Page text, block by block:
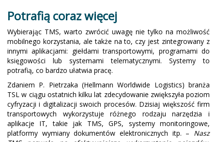
Potrafią coraz więcej
Wybierając TMS, warto zwrócić uwagę nie tylko na możliwość
mobilnego korzystania, ale także na to, czy jest zintegrowany z
innymi aplikacjami: giełdami transportowymi, programami do
księgowości lub systemami telematycznymi. Systemy to
potrafią, co bardzo ułatwia pracę.
Zdaniem P. Pietrzaka (Hellmann Worldwide Logistics) branża
TSL w ciągu ostatnich kilku lat zdecydowanie zwiększyła poziom
cyfryzacji i digitalizacji swoich procesów. Dzisiaj większość firm
transportowych wykorzystuje różnego rodzaju narzędzia i
aplikacje IT, takie jak TMS, GPS, systemy monitoringowe,
platformy wymiany dokumentów elektronicznych itp. – Nasz